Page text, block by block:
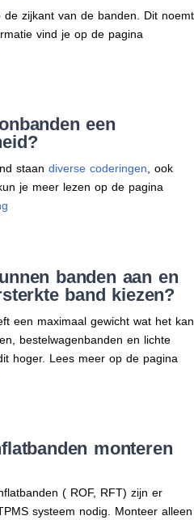
de zijkant van de banden. Dit noemt
vind je op de pagina
een
staan diverse coderingen , ook
je meer lezen op de pagina
banden aan en
band kiezen?
een maximaal gewicht wat het kan
bestelwagenbanden en lichte
hoger. Lees meer op de pagina
monteren
( ROF, RFT) zijn er
systeem nodig. Monteer alleen